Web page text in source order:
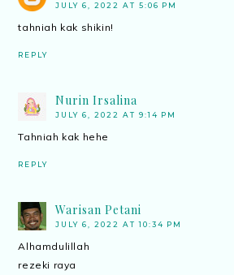
JULY 6, 2022 AT 5:06 PM
tahniah kak shikin!
REPLY
Nurin Irsalina
JULY 6, 2022 AT 9:14 PM
Tahniah kak hehe
REPLY
Warisan Petani
JULY 6, 2022 AT 10:34 PM
Alhamdulillah
rezeki raya